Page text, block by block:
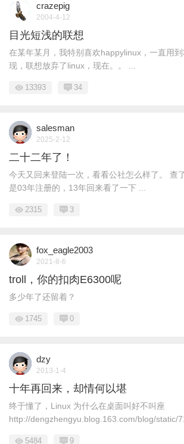
crazepig
2004-4-12
目光短浅的联想
在某年某月，我特别喜欢happylinux，一直用
现，联想放弃了linux，现在。。 ...
13393 34
salesman
2025-2-12
二十二年了！
今天又回来登陆一次，看看公社怎么样了。 查
是03年注册的，13年回来看了一下 ...
2315 3
fox_eagle2003
2021-8-6
troll，你的扣肉E6300呢
多少年了还留着？
1745 0
dzy
2013-1-4
十年再回来，却情何以堪
终于懂了，Linux 为什么在桌面叫好不叫座
http://dengzhengyu.blog.163.com/blog/static/
5484 9